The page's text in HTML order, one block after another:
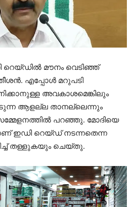
റെയ്ഡിൽ മൗനം വെടിഞ്ഞ്
എപ്പോൾ മറുപടി
അവകാശമെങ്കിലും
ആളല്ല താനല്ലെന്നും
പറഞ്ഞു. മോദിയെ
ഇഡി റെയ്ഡ് നടന്നതെന്ന
തള്ളുകയും ചെയ്തു.